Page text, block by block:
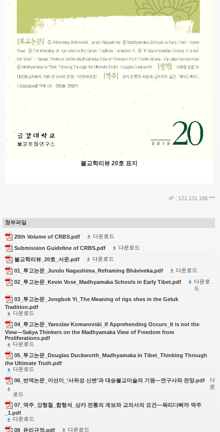
불교학리뷰 20호 표지
IP : 121.131.186.***
첨부파일
20th Volume of CRBS.pdf
다운로드
Submission Guideline of CRBS.pdf
다운로드
불교학리뷰_20호_서문.pdf
다운로드
01_투고논문_Jundo Nagashima_Reframing Bhāviveka.pdf
다운로드
02_투고논문_Kevin Vose_Madhyamaka Schools in Early Tibet.pdf
다운로
드
03_투고논문_Jongbok Yi_The Meaning of rigs shes in the Geluk
Tradition.pdf
다운로드
04_투고논문_Yaroslav Komarovski_If Apprehending Occurs_It is not the
View―Sakya Thinkers on the Madhyamaka View of Freedom from
Proliferations.pdf
다운로드
05_투고논문_Douglas Duckworth_Madhyamaka in Tibet_Thinking Through
the Ultimate Truth.pdf
다운로드
06_번역논문_이선이_‘사위성 신변’과 대승불교미술의 기원―연구사와 전망.pdf 다
운
로드
07_역주_강형철_함형석_상캬 전통의 계보와 교의서의 요건―육띠디삐까 역주
_1.pdf
다운로드
08_윤리규정.pdf 다운로드